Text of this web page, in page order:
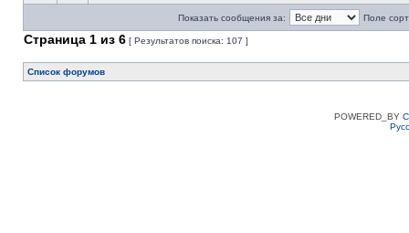
Показать сообщения за: Поле
Страница 1 из 6 [ Результатов поиска: 107 ]
Список форумов
POWERED_BY